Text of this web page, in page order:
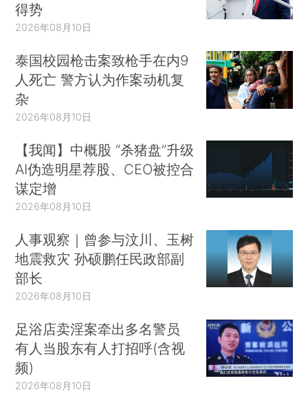
得势
2026年08月10日
泰国校园枪击案致枪手在内9
人死亡 警方认为作案动机复
杂
2026年08月10日
【我闻】中概股 “杀猪盘”升级
AI伪造明星荐股、CEO被控合
谋定增
2026年08月10日
人事观察｜曾参与汶川、玉树
地震救灾 孙硕鹏任民政部副
部长
2026年08月10日
足浴店卖淫案牵出多名警员
有人当股东有人打招呼(含视
频)
2026年08月10日